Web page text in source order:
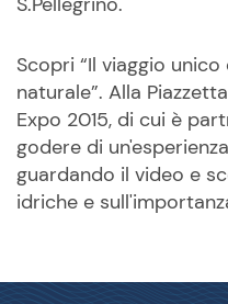
Scopri “Il viaggio
naturale”. Alla
Expo 2015, di cui è
godere di
guardando il video e
idriche e